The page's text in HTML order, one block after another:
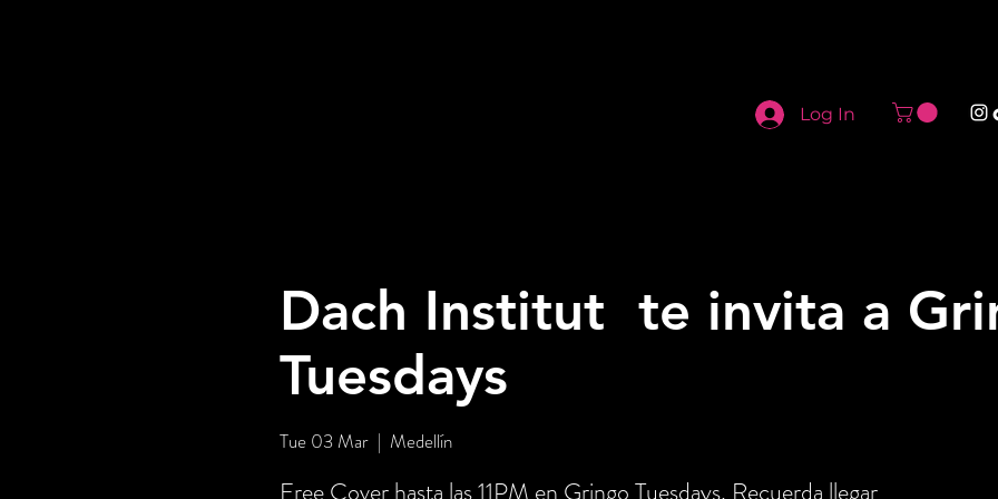
Log In
Dach Institut te invita a
Tuesdays
Tue 03 Mar
  |
Medellín
Free Cover hasta las 11PM en Gringo Tuesdays. Recuerda llegar